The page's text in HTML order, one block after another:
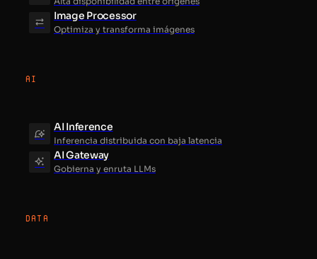
Image Processor
Optimiza y transforma imágenes
AI
AI Inference
Inferencia distribuida con baja latencia
AI Gateway
Gobierna y enruta LLMs
DATA